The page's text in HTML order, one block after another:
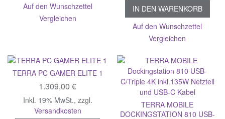
Auf den Wunschzettel
Vergleichen
IN DEN WARENKORB
Auf den Wunschzettel
Vergleichen
TERRA PC GAMER ELITE 1
1.309,00 €
Inkl. 19% MwSt., zzgl.
Versandkosten
TERRA MOBILE
DOCKINGSTATION 810 USB-